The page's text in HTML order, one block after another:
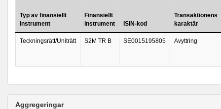
Typ av finansiellt
instrument
Finansiellt
instrument
ISIN-kod
Transaktionens
karaktär
Teckningsrätt/Uniträtt S2M TR B SE0015195805 Avyttring
Aggregeringar